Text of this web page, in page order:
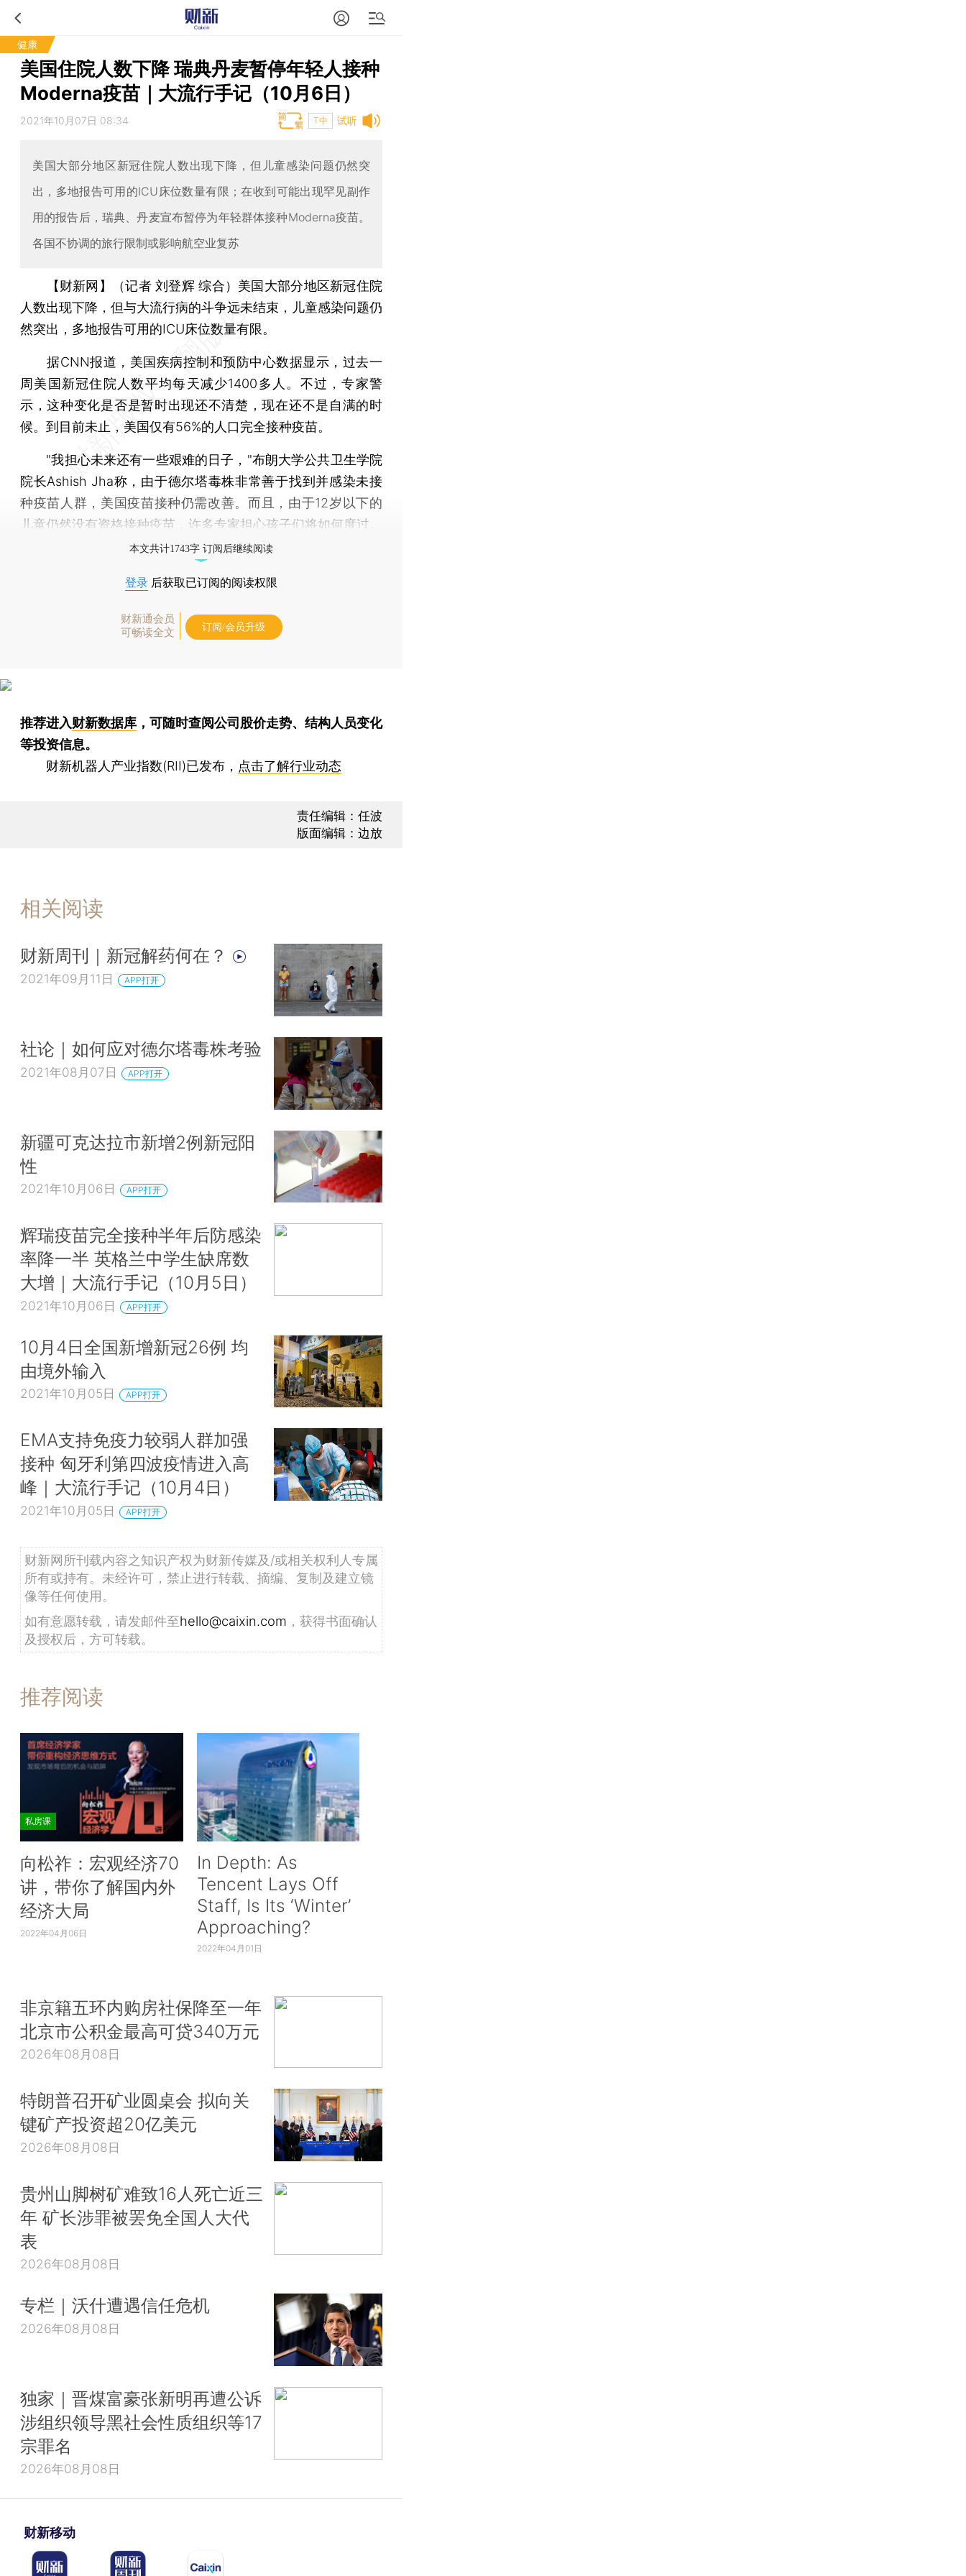
健康
美国住院人数下降 瑞典丹麦暂停年轻人接种
Moderna疫苗｜大流行手记（10月6日）
试听
2021年10月07日 08:34 T中
美国大部分地区新冠住院人数出现下降，但儿童感染问题仍然突
出，多地报告可用的ICU床位数量有限；在收到可能出现罕见副作
用的报告后，瑞典、丹麦宣布暂停为年轻群体接种Moderna疫苗。
各国不协调的旅行限制或影响航空业复苏
【财新网】（记者 刘登辉 综合） 美国大部分地区新冠住院
人数出现下降，但与大流行病的斗争远未结束，儿童感染问题仍
然突出，多地报告可用的ICU床位数量有限。
据CNN报道，美国疾病控制和预防中心数据显示，过去一
周美国新冠住院人数平均每天减少1400多人。不过，专家警
示，这种变化是否是暂时出现还不清楚，现在还不是自满的时
候。到目前未止，美国仅有56%的人口完全接种疫苗。
"我担心未来还有一些艰难的日子，"布朗大学公共卫生学院
院长Ashish Jha称，由于德尔塔毒株非常善于找到并感染未接
种疫苗人群，美国疫苗接种仍需改善。而且，由于12岁以下的
儿童仍然没有资格接种疫苗，许多专家担心孩子们将如何度过。
本文共计1743字 订阅后继续阅读
登录 后获取已订阅的阅读权限
财新通会员
可畅读全文
订阅/会员升级
推荐进入财新数据库 ，可随时查阅公司股价走势、结构人员变化
等投资信息。
财新机器人产业指数(RII)已发布， 点击了解行业动态
责任编辑：任波
版面编辑：边放
相关阅读
财新周刊｜新冠解药何在？
2021年09月11日 APP打开
社论｜如何应对德尔塔毒株考验
2021年08月07日 APP打开
新疆可克达拉市新增2例新冠阳
性
2021年10月06日 APP打开
辉瑞疫苗完全接种半年后防感染
率降一半 英格兰中学生缺席数
大增｜大流行手记（10月5日）
2021年10月06日 APP打开
10月4日全国新增新冠26例 均
由境外输入
2021年10月05日 APP打开
EMA支持免疫力较弱人群加强
接种 匈牙利第四波疫情进入高
峰｜大流行手记（10月4日）
2021年10月05日 APP打开
财新网所刊载内容之知识产权为财新传媒及/或相关权利人专属
所有或持有。未经许可，禁止进行转载、摘编、复制及建立镜
像等任何使用。
如有意愿转载，请发邮件至hello@caixin.com ，获得书面确认
及授权后，方可转载。
推荐阅读
私房课
向松祚：宏观经济70
讲，带你了解国内外
经济大局
2022年04月06日
In Depth: As
Tencent Lays Off
Staff, Is Its ‘Winter’
Approaching?
2022年04月01日
非京籍五环内购房社保降至一年
北京市公积金最高可贷340万元
2026年08月08日
特朗普召开矿业圆桌会 拟向关
键矿产投资超20亿美元
2026年08月08日
贵州山脚树矿难致16人死亡近三
年 矿长涉罪被罢免全国人大代
表
2026年08月08日
专栏｜沃什遭遇信任危机
2026年08月08日
独家｜晋煤富豪张新明再遭公诉
涉组织领导黑社会性质组织等17
宗罪名
2026年08月08日
财新移动